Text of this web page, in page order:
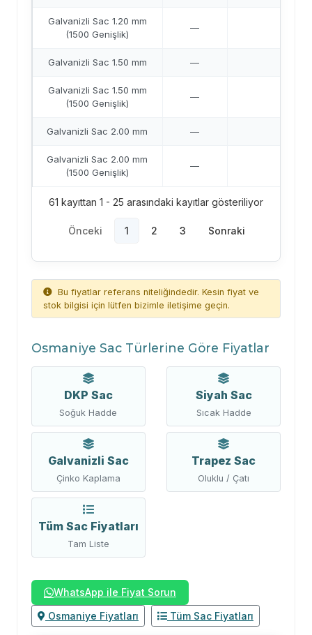
Galvanizli Sac 1.20 mm
(1500 Genişlik)
—
Galvanizli Sac 1.50 mm —
Galvanizli Sac 1.50 mm
(1500 Genişlik)
—
Galvanizli Sac 2.00 mm —
Galvanizli Sac 2.00 mm
(1500 Genişlik)
—
61 kayıttan 1 - 25 arasındaki kayıtlar gösteriliyor
Önceki 1 2 3 Sonraki
Bu fiyatlar referans niteliğindedir. Kesin fiyat ve
stok bilgisi için lütfen bizimle iletişime geçin.
Osmaniye Sac Türlerine Göre Fiyatlar
DKP Sac
Soğuk Hadde
Siyah Sac
Sıcak Hadde
Galvanizli Sac
Çinko Kaplama
Trapez Sac
Oluklu / Çatı
Tüm Sac Fiyatları
Tam Liste
WhatsApp ile Fiyat Sorun
Osmaniye Fiyatları
Tüm Sac Fiyatları